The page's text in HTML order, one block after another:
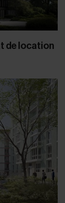
de location